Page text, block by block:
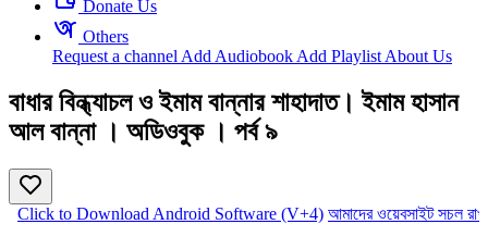
Donate Us
Others
Request a channel Add Audiobook Add Playlist About Us
বাধার বিন্ধ্যাচল ও ইমাম বান্নার শাহাদাত। ইমাম হাসান
আল বান্না । অডিওবুক । পর্ব ৯
Click to Download Android Software (V+4) আমাদের ওয়েবসাইট সচল